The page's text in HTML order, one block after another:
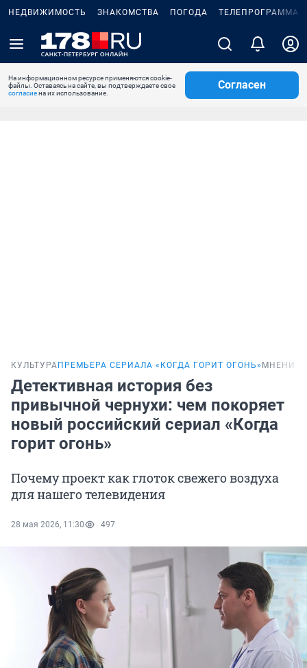
НЕДВИЖИМОСТЬ ЗНАКОМСТВА ПОГОДА ТЕЛЕПРОГРАММА
На информационном ресурсе применяются cookie-
файлы. Оставаясь на сайте, вы подтверждаете свое
согласиена их использование.
Согласен
КУЛЬТУРА ПРЕМЬЕРА СЕРИАЛА «КОГДА ГОРИТ ОГОНЬ» МНЕНИЕ
Детективная история без
привычной чернухи: чем покоряет
новый российский сериал «Когда
горит огонь»
Почему проект как глоток свежего воздуха
для нашего телевидения
28 мая 2026, 11:30 497